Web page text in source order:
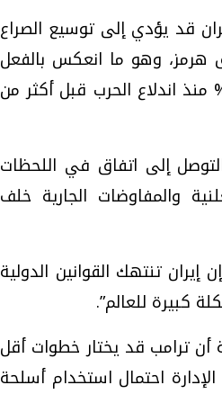
قد يؤدي إلى توسيع الصراع
هرمز، وهو ما انعكس بالفعل
العالمي، حيث ارتفعت أسعار النفط بأكثر من 50% منذ اندلاع الحرب قبل أكثر من
إلى اتفاق في اللحظات
والمفاوضات الجارية خلف
تنتهك القوانين الدولية
كبيرة للعالم”.
أن ترامب قد يختار خطوات أقل
احتمال استخدام أسلحة